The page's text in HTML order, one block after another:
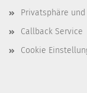
Privatsphäre
Callback Service
Cookie